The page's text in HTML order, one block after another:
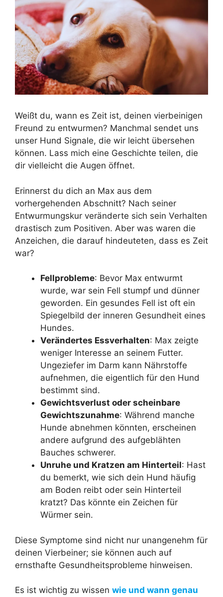
Weißt du, wann es Zeit ist, deinen vierbeinigen
Freund zu entwurmen? Manchmal sendet uns
unser Hund Signale, die wir leicht übersehen
können. Lass mich eine Geschichte teilen, die
dir vielleicht die Augen öffnet.
Erinnerst du dich an Max aus dem
vorhergehenden Abschnitt? Nach seiner
Entwurmungskur veränderte sich sein Verhalten
drastisch zum Positiven. Aber was waren die
Anzeichen, die darauf hindeuteten, dass es Zeit
war?
Fellprobleme: Bevor Max entwurmt
wurde, war sein Fell stumpf und dünner
geworden. Ein gesundes Fell ist oft ein
Spiegelbild der inneren Gesundheit eines
Hundes.
Verändertes Essverhalten: Max zeigte
weniger Interesse an seinem Futter.
Ungeziefer im Darm kann Nährstoffe
aufnehmen, die eigentlich für den Hund
bestimmt sind.
Gewichtsverlust oder scheinbare
Gewichtszunahme: Während manche
Hunde abnehmen könnten, erscheinen
andere aufgrund des aufgeblähten
Bauches schwerer.
Unruhe und Kratzen am Hinterteil: Hast
du bemerkt, wie sich dein Hund häufig
am Boden reibt oder sein Hinterteil
kratzt? Das könnte ein Zeichen für
Würmer sein.
Diese Symptome sind nicht nur unangenehm für
deinen Vierbeiner; sie können auch auf
ernsthafte Gesundheitsprobleme hinweisen.
Es ist wichtig zu wissen wie und wann genau